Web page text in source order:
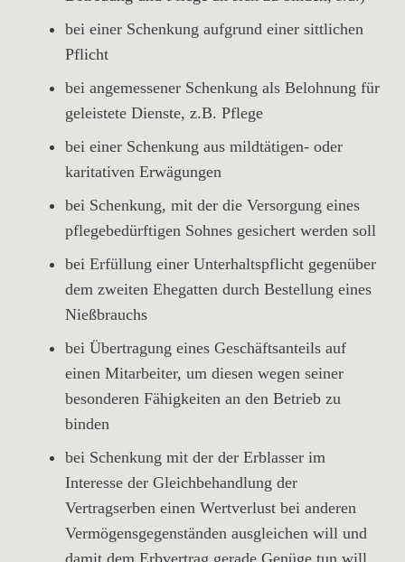
bei einer Schenkung aufgrund einer sittlichen
Pflicht
bei angemessener Schenkung als Belohnung für
geleistete Dienste, z.B. Pflege
bei einer Schenkung aus mildtätigen- oder
karitativen Erwägungen
bei Schenkung, mit der die Versorgung eines
pflegebedürftigen Sohnes gesichert werden soll
bei Erfüllung einer Unterhaltspflicht gegenüber
dem zweiten Ehegatten durch Bestellung eines
Nießbrauchs
bei Übertragung eines Geschäftsanteils auf
einen Mitarbeiter, um diesen wegen seiner
besonderen Fähigkeiten an den Betrieb zu
binden
bei Schenkung mit der der Erblasser im
Interesse der Gleichbehandlung der
Vertragserben einen Wertverlust bei anderen
Vermögensgegenständen ausgleichen will und
damit dem Erbvertrag gerade Genüge tun will.